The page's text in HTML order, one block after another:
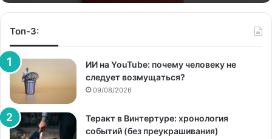
Топ-3:
ИИ на YouTube: почему человеку не
следует возмущаться?
09/08/2026
Теракт в Винтертуре: хронология
событий (без преукрашивания)